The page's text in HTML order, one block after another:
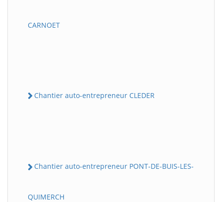
CARNOET
Chantier auto-entrepreneur CLEDER
Chantier auto-entrepreneur PONT-DE-BUIS-LES-
QUIMERCH